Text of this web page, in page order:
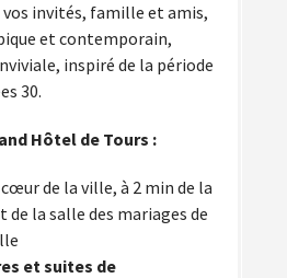
vos invités, famille et amis,
et contemporain,
inspiré de la période
30.
Hôtel de Tours :
de la ville, à 2 min de la
de la salle des mariages de
et suites de